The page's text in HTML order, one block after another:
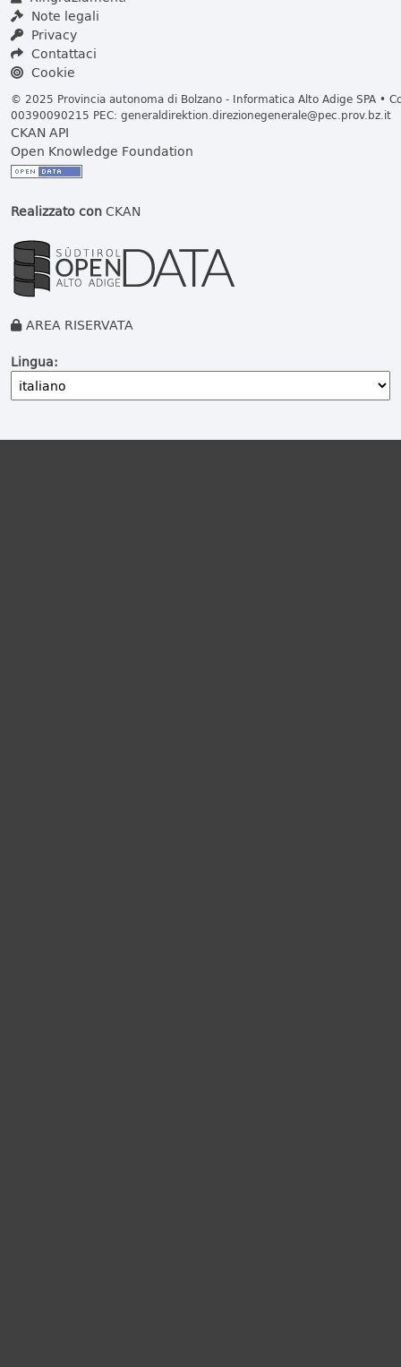
Note legali
Privacy
Contattaci
Cookie
© 2025 Provincia autonoma di Bolzano - Informatica Alto Adige SPA •
00390090215 PEC: generaldirektion.direzionegenerale@pec.prov.bz.it
CKAN API
Open Knowledge Foundation
Realizzato conCKAN
AREA RISERVATA
Lingua